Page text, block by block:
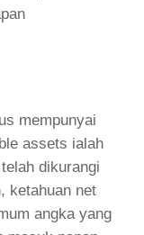
mempunyai
assets ialah
dikurangi
ketahuan net
angka yang